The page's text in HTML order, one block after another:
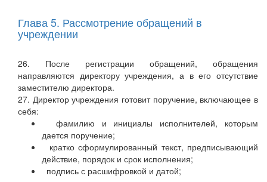
Глава 5. Рассмотрение обращений в
учреждении
26. После регистрации обращений, обращения
направляются директору учреждения, а в его отсутствие
заместителю директора.
27. Директор учреждения готовит поручение, включающее в
себя:
фамилию и инициалы исполнителей, которым
дается поручение;
кратко сформулированный текст, предписывающий
действие, порядок и срок исполнения;
подпись с расшифровкой и датой;